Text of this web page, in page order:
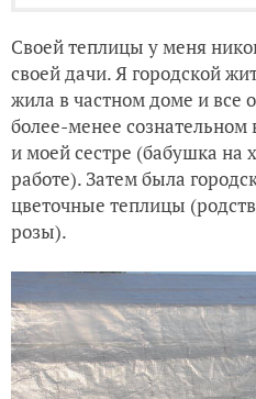
Своей теплицы у меня
своей дачи. Я городской
жила в частном доме и все
более-менее сознательном
и моей сестре (бабушка на
работе). Затем была
цветочные теплицы
розы).